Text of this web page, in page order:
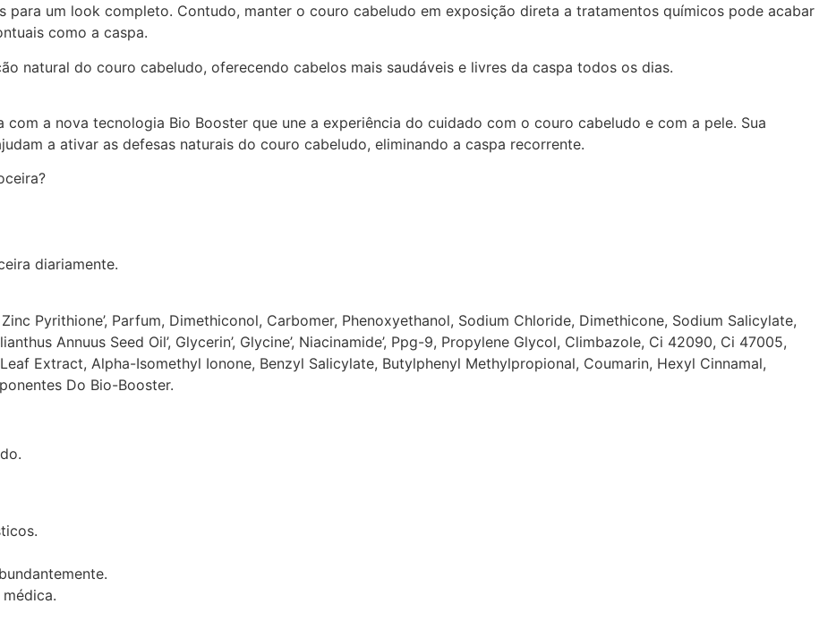
para um look completo. Contudo, manter o couro cabeludo em exposição direta a tratamentos químicos pode acabar
como a caspa.
natural do couro cabeludo, oferecendo cabelos mais saudáveis e livres da caspa todos os dias.
a nova tecnologia Bio Booster que une a experiência do cuidado com o couro cabeludo e com a pele. Sua
a ativar as defesas naturais do couro cabeludo, eliminando a caspa recorrente.
diariamente.
Pyrithione’, Parfum, Dimethiconol, Carbomer, Phenoxyethanol, Sodium Chloride, Dimethicone, Sodium Salicylate,
Annuus Seed Oil’, Glycerin’, Glycine’, Niacinamide’, Ppg-9, Propylene Glycol, Climbazole, Ci 42090, Ci 47005,
Extract, Alpha-Isomethyl Ionone, Benzyl Salicylate, Butylphenyl Methylpropional, Coumarin, Hexyl Cinnamal,
Do Bio-Booster.